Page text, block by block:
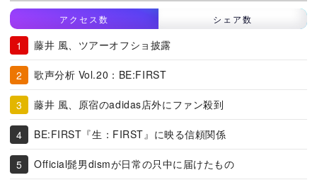
アクセス数 シェア数
藤井 風、ツアーオフショ披露
歌声分析 Vol.20：BE:FIRST
藤井 風、原宿のadidas店外にファン殺到
BE:FIRST『生：FIRST』に映る信頼関係
Official髭男dismが日常の只中に届けたもの